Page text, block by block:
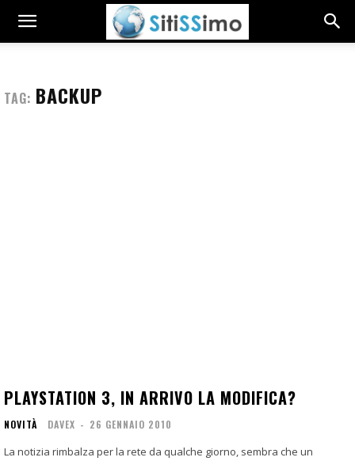
TAG: BACKUP
PLAYSTATION 3, IN ARRIVO LA MODIFICA?
NOVITÀ DAVEX - 26 GENNAIO 2010
La notizia rimbalza per la rete da qualche giorno, sembra che un